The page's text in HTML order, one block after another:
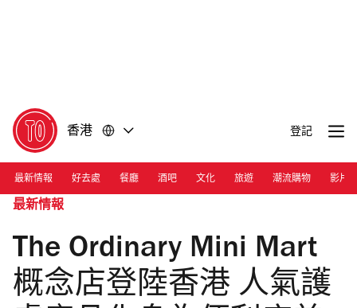
香港 登記
最新情報 好去處 餐廳 酒吧 文化 旅遊 潮流購物 影片
最新情報
The Ordinary Mini Mart
概念店登陸香港 人氣護